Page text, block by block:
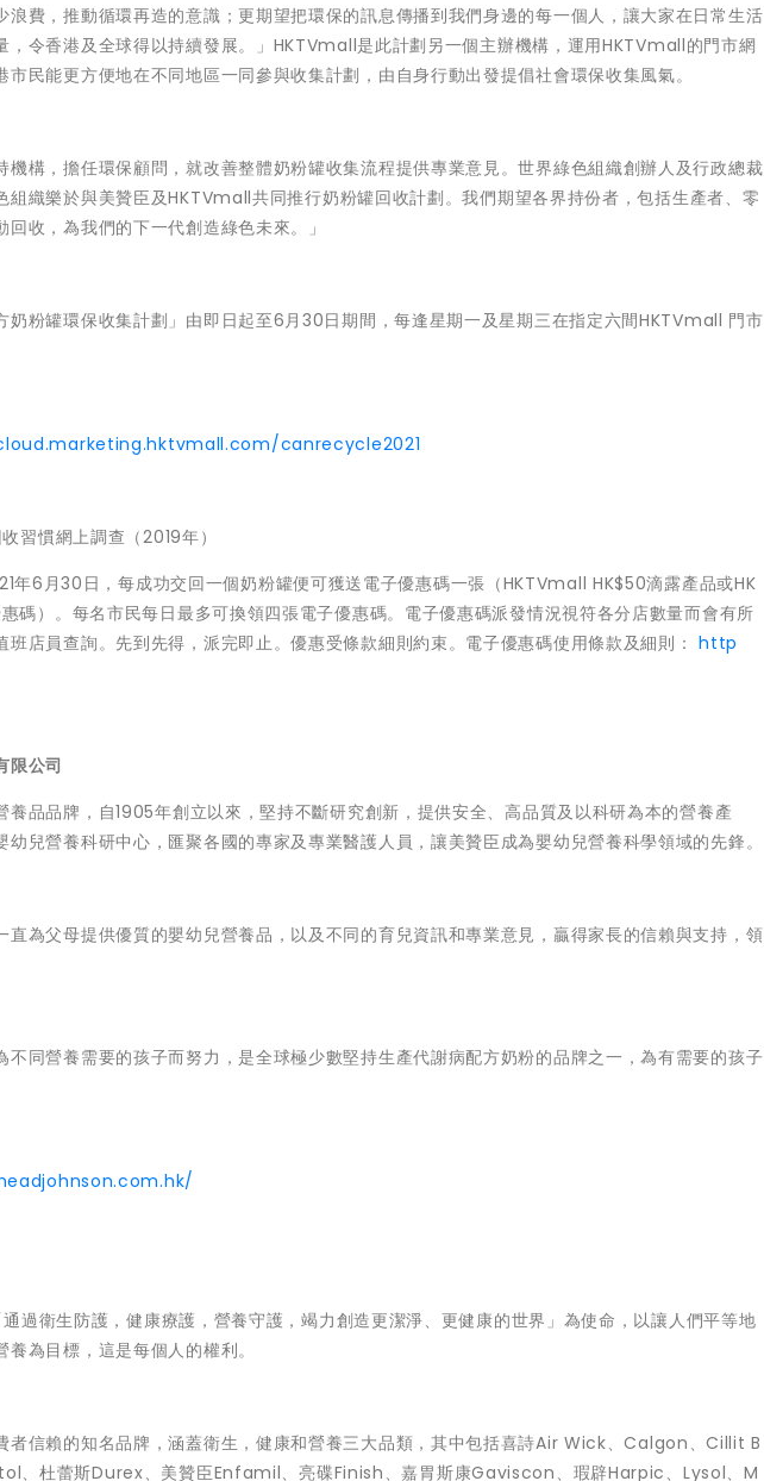
浪費，推動循環再造的意識；更期望把環保的訊息傳播到我們身邊的每一個人，讓大家在日常生活
，令香港及全球得以持續發展。」HKTVmall是此計劃另一個主辦機構，運用HKTVmall的門市網
民能更方便地在不同地區一同參與收集計劃，由自身行動出發提倡社會環保收集風氣。
機構，擔任環保顧問，就改善整體奶粉罐收集流程提供專業意見。世界綠色組織創辦人及行政總裁
組織樂於與美贊臣及HKTVmall共同推行奶粉罐回收計劃。我們期望各界持份者，包括生產者、零
收，為我們的下一代創造綠色未來。」
奶粉罐環保收集計劃」由即日起至6月30日期間，每逢星期一及星期三在指定六間HKTVmall 門市
canrecycle2021
習慣網上調查（2019年）
年6月30日，每成功交回一個奶粉罐便可獲送電子優惠碼一張（HKTVmall HK$50滴露產品或HK
碼）。每名市民每日最多可換領四張電子優惠碼。電子優惠碼派發情況視符各分店數量而會有所
班店員查詢。先到先得，派完即止。優惠受條款細則約束。電子優惠碼使用條款及細則：http
限公司
養品品牌，自1905年創立以來，堅持不斷研究創新，提供安全、高品質及以科研為本的營養產
兒營養科研中心，匯聚各國的專家及專業醫護人員，讓美贊臣成為嬰幼兒營養科學領域的先鋒。
直為父母提供優質的嬰幼兒營養品，以及不同的育兒資訊和專業意見，贏得家長的信賴與支持，領
不同營養需要的孩子而努力，是全球極少數堅持生產代謝病配方奶粉的品牌之一，為有需要的孩子
過衛生防護，健康療護，營養守護，竭力創造更潔淨、更健康的世界」為使命，以讓人們平等地
為目標，這是每個人的權利。
者信賴的知名品牌，涵蓋衛生，健康和營養三大品類，其中包括喜詩Air Wick、Calgon、Cillit B
、杜蕾斯Durex、美贊臣Enfamil、亮碟Finish、嘉胃斯康Gaviscon、瑕辟Harpic、Lysol、M